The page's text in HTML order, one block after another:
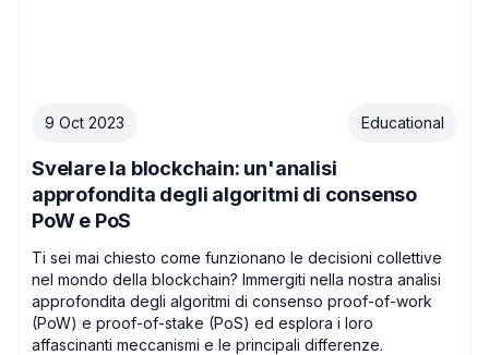
9 Oct 2023 Educational
Svelare la blockchain: un'analisi
approfondita degli algoritmi di consenso
PoW e PoS
Ti sei mai chiesto come funzionano le decisioni collettive
nel mondo della blockchain? Immergiti nella nostra analisi
approfondita degli algoritmi di consenso proof-of-work
(PoW) e proof-of-stake (PoS) ed esplora i loro
affascinanti meccanismi e le principali differenze.